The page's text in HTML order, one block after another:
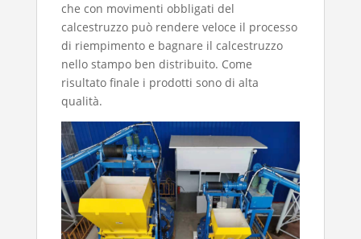
che con movimenti obbligati del
calcestruzzo può rendere veloce il processo
di riempimento e bagnare il calcestruzzo
nello stampo ben distribuito. Come
risultato finale i prodotti sono di alta
qualità.